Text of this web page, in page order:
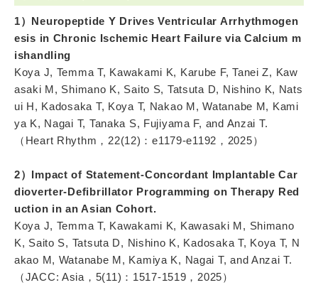
1）Neuropeptide Y Drives Ventricular Arrhythmogen
esis in Chronic Ischemic Heart Failure via Calcium m
ishandling
Koya J, Temma T, Kawakami K, Karube F, Tanei Z, Kaw
asaki M, Shimano K, Saito S, Tatsuta D, Nishino K, Nats
ui H, Kadosaka T, Koya T, Nakao M, Watanabe M, Kami
ya K, Nagai T, Tanaka S, Fujiyama F, and Anzai T.
（Heart Rhythm，22(12)：e1179-e1192，2025）
2）Impact of Statement-Concordant Implantable Car
dioverter-Defibrillator Programming on Therapy Red
uction in an Asian Cohort.
Koya J, Temma T, Kawakami K, Kawasaki M, Shimano
K, Saito S, Tatsuta D, Nishino K, Kadosaka T, Koya T, N
akao M, Watanabe M, Kamiya K, Nagai T, and Anzai T.
（JACC: Asia，5(11)：1517-1519，2025）